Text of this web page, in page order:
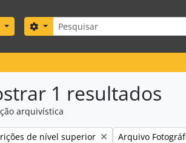
Pesquisar
Search options
1 resultados
arquivística
de nível superior Remove filter:
Arquivo